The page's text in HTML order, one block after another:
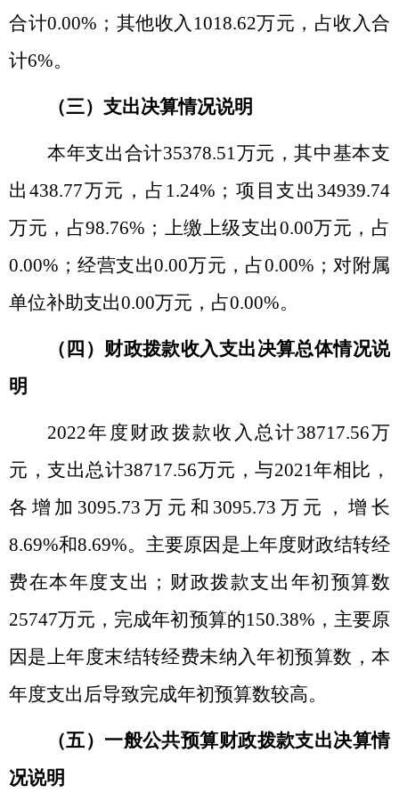
合计0.00% ；其他收入 1018.62万元，占收入合
计6%。
（三）支出决算情况说明
本年支出合计35378.51万元，其中基本支
出 438.77万元，占 1.24% ；项目支出 34939.74
万元，占98.76% ；上缴上级支出0.00万元，占
0.00% ；经营支出0.00万元，占0.00% ；对附属
单位补助支出0.00万元，占0.00%。
（四） 财政拨款收入支出决算总体情况说
明
2022年度财政拨款收入总计38717.56万
元，支出总计38717.56万元，与2021年相比，
各增加 3095.73 万元和 3095.73 万元，增长
8.69%和8.69%。主要原因是上年度财政结转经
费在本年度支出；财政拨款支出年初预算数
25747万元，完成年初预算的150.38% ，主要原
因是上年度末结转经费未纳入年初预算数，本
年度支出后导致完成年初预算数较高。
（五）一般公共预算财政拨款支出决算情
况说明